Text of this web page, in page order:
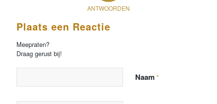
ANTWOORDEN
Plaats een Reactie
Meepraten?
Draag gerust bij!
Naam *